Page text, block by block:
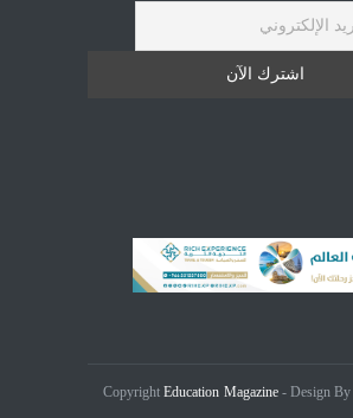
Education Magazine - Design By